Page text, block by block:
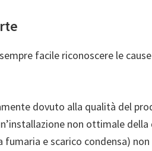
facile riconoscere le
dovuto alla qualità del
non ottimale della
e scarico condensa)